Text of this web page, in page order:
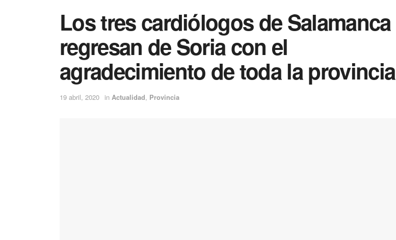
Los tres cardiólogos de Salamanca
regresan de Soria con el
agradecimiento de toda la provincia
19 abril, 2020 in Actualidad, Provincia